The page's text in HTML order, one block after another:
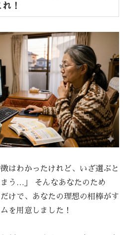
！
はわかったけれど、いざ選ぶと
う…」 そんなあなたのため
けで、あなたの理想の相棒がす
を用意しました！